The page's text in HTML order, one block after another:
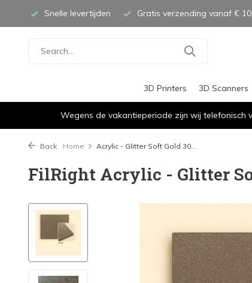
Snelle levertijden Gratis verzending vanaf €
3D Printers 3D Scanners
Wegens de vakantieperiode zijn wij telefonisch
Back Home Acrylic - Glitter Soft Gold 30...
FilRight Acrylic - Glitter